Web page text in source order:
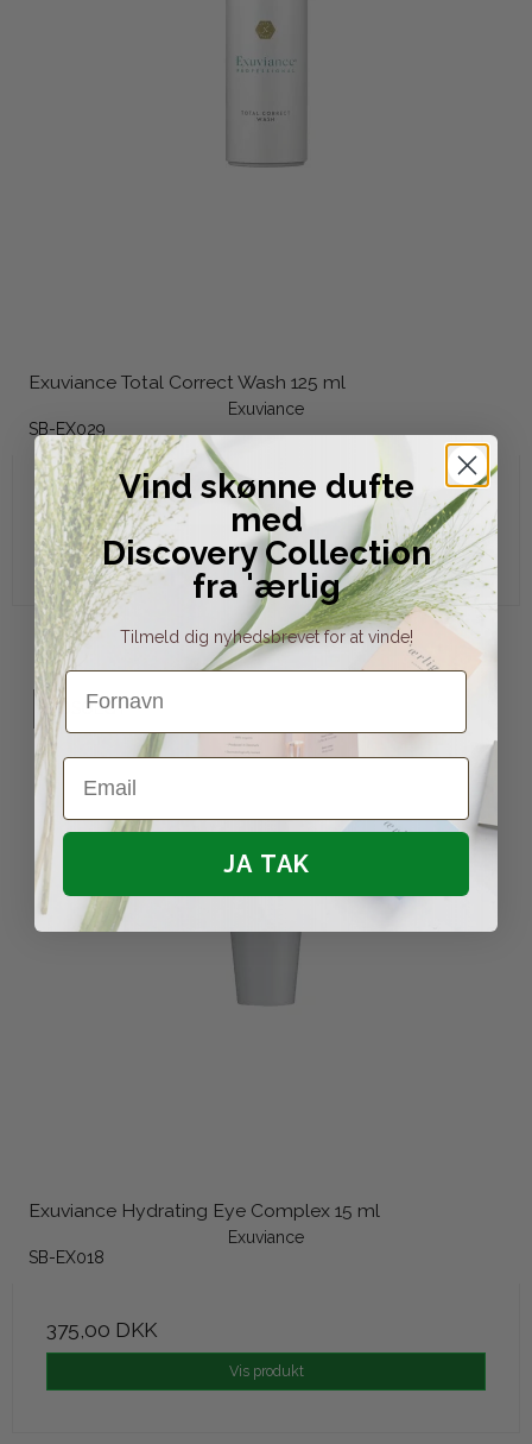
Exuviance Total Correct Wash 125 ml
Exuviance
SB-EX029
279,00 DKK
Vis produkt
UDSOLGT
Exuviance Hydrating Eye Complex 15 ml
Exuviance
SB-EX018
375,00 DKK
Vis produkt
Vind skønne dufte
med
Discovery Collection
fra 'ærlig
Tilmeld dig nyhedsbrevet for at vinde!
Fornavn
Email
JA TAK